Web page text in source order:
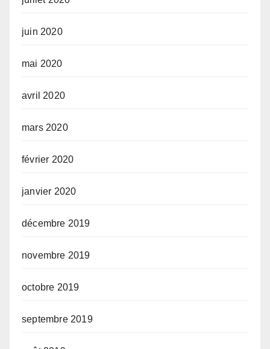
juin 2020
mai 2020
avril 2020
mars 2020
février 2020
janvier 2020
décembre 2019
novembre 2019
octobre 2019
septembre 2019